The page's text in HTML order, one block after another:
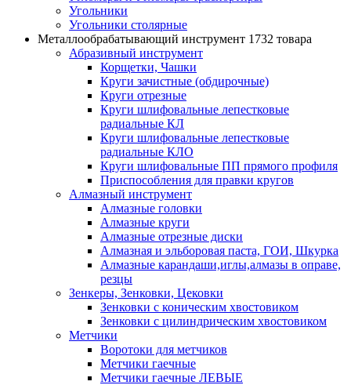
Угольники
Угольники столярные
Металлообрабатывающий инструмент 1732 товара
Абразивный инструмент
Корщетки, Чашки
Круги зачистные (обдирочные)
Круги отрезные
Круги шлифовальные лепестковые
радиальные КЛ
Круги шлифовальные лепестковые
радиальные КЛО
Круги шлифовальные ПП прямого профиля
Приспособления для правки кругов
Алмазный инструмент
Алмазные головки
Алмазные круги
Алмазные отрезные диски
Алмазная и эльборовая паста, ГОИ, Шкурка
Алмазные карандаши,иглы,алмазы в оправе,
резцы
Зенкеры, Зенковки, Цековки
Зенковки с коническим хвостовиком
Зенковки с цилиндрическим хвостовиком
Метчики
Воротоки для метчиков
Метчики гаечные
Метчики гаечные ЛЕВЫЕ